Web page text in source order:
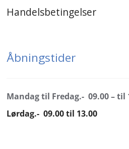
Handelsbetingelser
Åbningstider
Mandag til Fredag.- 09.00 – til
Lørdag.- 09.00 til 13.00